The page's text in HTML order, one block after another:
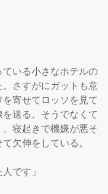
いる小さなホテルの
さすがにガットも意
寄せてロッソを見て
送る。そうでなくて
寝起きで機嫌が悪そ
欠伸をしている。
です」